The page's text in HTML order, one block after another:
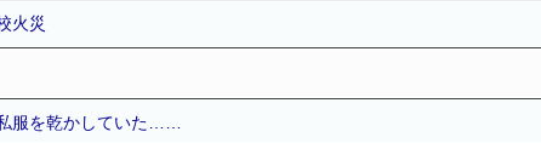
火災
服を乾かしていた……